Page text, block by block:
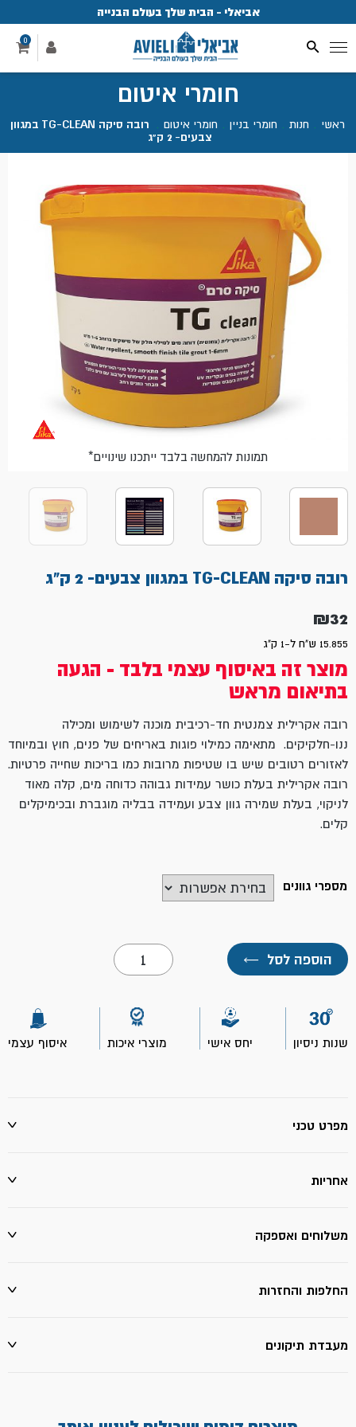
אביאלי - הבית שלך בעולם הבנייה
0
חומרי איטום
ראשי חנות חומרי בניין חומרי איטום
רובה סיקה TG-CLEAN במגוון
צבעים- 2 ק"ג
רובה סיקה TG-CLEAN במגוון צבעים- 2 ק"ג
₪32
15.855 ש"ח ל-1 ק"ג
מוצר זה באיסוף עצמי בלבד - הגעה
בתיאום מראש
רובה אקרילית צמנטית חד-רכיבית מוכנה לשימוש ומכילה
ננו-חלקיקים. מתאימה כמילוי פוגות באריחים של פנים, חוץ ובמיוחד
לאזורים רטובים שיש בו שטיפות מרובות כמו בריכות שחייה פרטיות.
רובה אקרילית בעלת כושר עמידות גבוהה כדוחה מים, קלה מאוד
לניקוי, בעלת שמירה גוון צבע ועמידה בבליה מוגברת ובכימיקלים
קלים.
מספרי גוונים
הוספה לסל ←
כמות
של
רובה
CLEAN
צבעים-
שנות ניסיון יחס אישי מוצרי איכות איסוף עצמי
מפרט טכני
אחריות
משלוחים ואספקה
החלפות והחזרות
מעבדת תיקונים
*תמונות להמחשה בלבד ייתכנו שינויים